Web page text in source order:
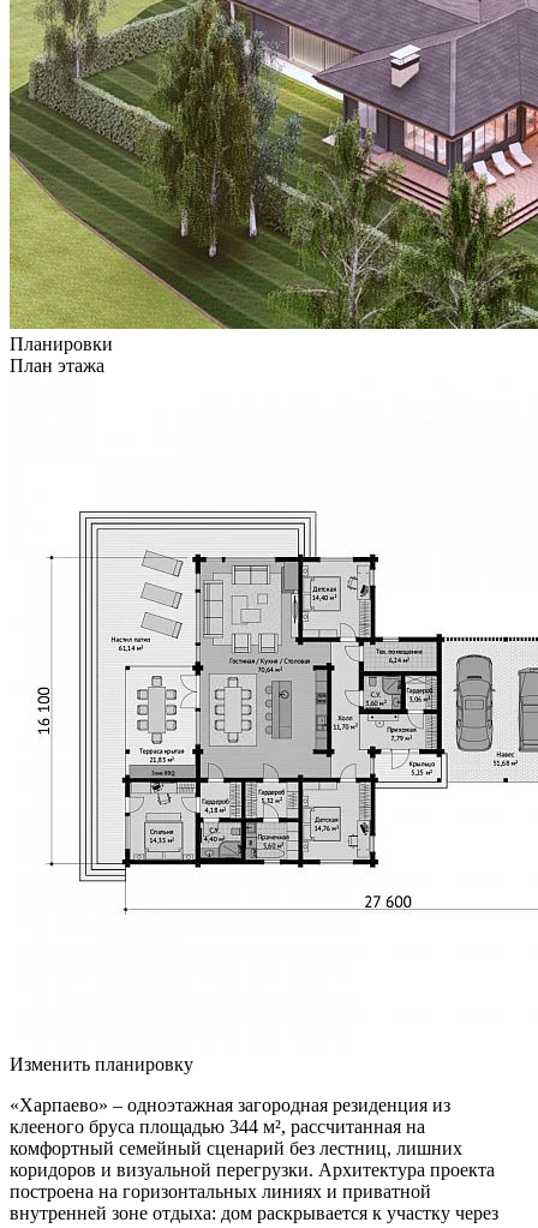
Планировки
План этажа
Изменить планировку
«Харпаево» – одноэтажная загородная резиденция из
клееного бруса площадью 344 м², рассчитанная на
комфортный семейный сценарий без лестниц, лишних
коридоров и визуальной перегрузки. Архитектура проекта
построена на горизонтальных линиях и приватной
внутренней зоне отдыха: дом раскрывается к участку через